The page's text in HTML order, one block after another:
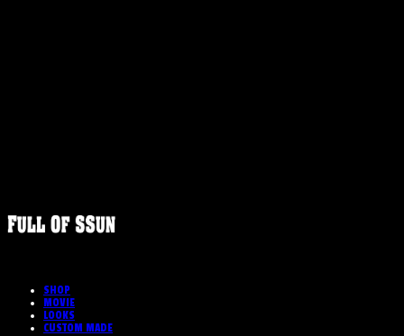
SHOP
MOVIE
LOOKS
CUSTOM MADE